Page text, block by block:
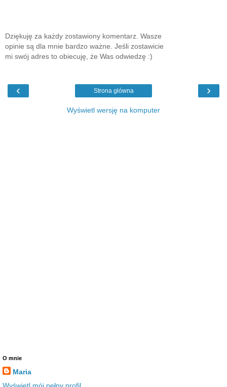
Dziękuję za każdy zostawiony komentarz. Wasze
opinie są dla mnie bardzo ważne. Jeśli zostawicie
mi swój adres to obiecuję, że Was odwiedzę :)
‹ ›
Strona główna
Wyświetl wersję na komputer
O mnie
Maria